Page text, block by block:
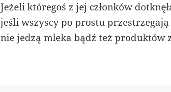
Jeżeli któregoś z jej członków
jeśli wszyscy po prostu
nie jedzą mleka bądź też produktów